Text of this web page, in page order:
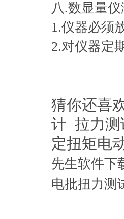
八.数显量仪
1.仪器必须放
2.对仪器定期
猜你还喜
计 拉力
定扭矩电
先生软件下
电批扭力